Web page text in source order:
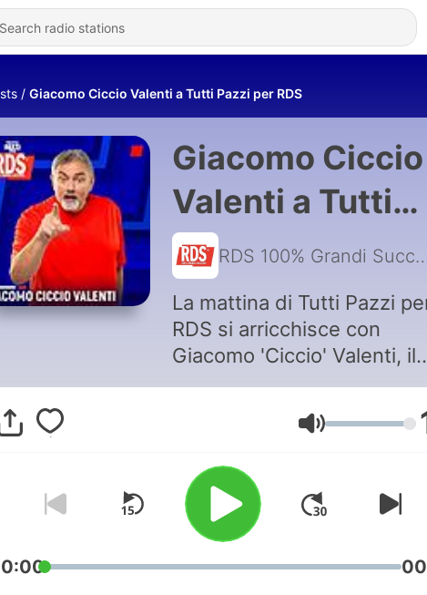
Giacomo Ciccio Valenti a Tutti Pazzi per RDS
Giacomo Ciccio
Valenti a Tutti
Pazzi per RDS
RDS 100%
La mattina di Tutti Pazzi
RDS si arricchisce con
Giacomo 'Ciccio' Valenti, il
papà degli scherzi
radio! Ogni mattina cresce
numero degli scherzi
la trasmissione più
che ci sia! Tanto
il vostro buon umore e
moltissima autoironia, in
scherzi di Giacomo
Volume